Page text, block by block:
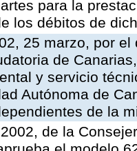
para la
los débitos de
25 marzo, por
de
y servicio
Autónoma de
de la
de la